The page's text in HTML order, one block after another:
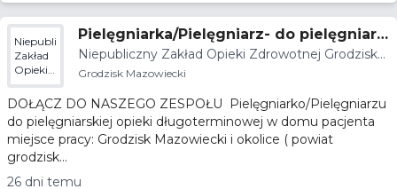
Niepubliczny
Zakład
Opieki
Zdrowotnej
Grodzisk
Mazowiecki
Pielęgniarka/Pielęgniarz- do pielęgniars
kiej opieki długoterminowej w domu pa
cjenta
Niepubliczny Zakład Opieki Zdrowotnej Grodzisk
Mazowiecki
Grodzisk Mazowiecki
DOŁĄCZ DO NASZEGO ZESPOŁU Pielęgniarko/Pielęgniarzu
do pielęgniarskiej opieki długoterminowej w domu pacjenta
miejsce pracy: Grodzisk Mazowiecki i okolice ( powiat
grodzisk...
26 dni temu